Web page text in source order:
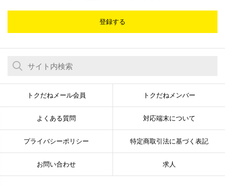
登録する
トクだねメール会員 トクだねメンバー
よくある質問 対応端末について
プライバシーポリシー 特定商取引法に基づく表記
お問い合わせ 求人